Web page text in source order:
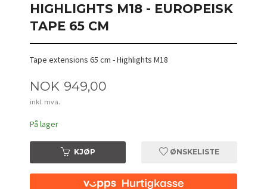
HIGHLIGHTS M18 - EUROPEISK
TAPE 65 CM
Tape extensions 65 cm - Highlights M18
Pris
NOK 949,00
inkl. mva.
På lager
KJØP ØNSKELISTE